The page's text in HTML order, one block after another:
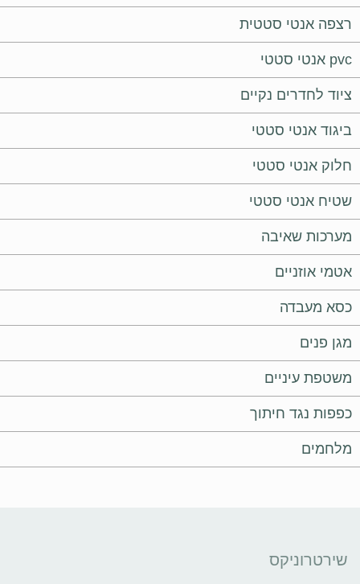
רצפה אנטי סטטית
pvc אנטי סטטי
ציוד לחדרים נקיים
ביגוד אנטי סטטי
חלוק אנטי סטטי
שטיח אנטי סטטי
מערכות שאיבה
אטמי אוזניים
כסא מעבדה
מגן פנים
משטפת עיניים
כפפות נגד חיתוך
מלחמים
שירטרוניקס